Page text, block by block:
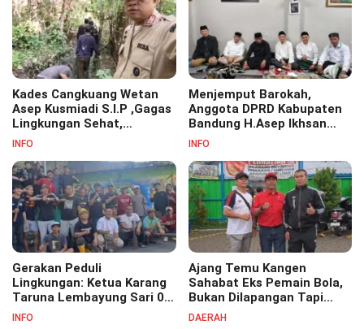
Kades Cangkuang Wetan
Asep Kusmiadi S.I.P ,Gagas
Lingkungan Sehat,
Bersihkan Saluran Air di RW
INFO
Menjemput Barokah,
Anggota DPRD Kabupaten
Bandung H.Asep Ikhsan
S.Pd.M.M Hadiri Haul Akbar
Pesantren Cipasung.
INFO
Gerakan Peduli
Lingkungan: Ketua Karang
Taruna Lembayung Sari 09
Irvan Permana Ajak
INFO
Ajang Temu Kangen
Sahabat Eks Pemain Bola,
Bukan Dilapangan Tapi
Ditongkrongan
DAERAH